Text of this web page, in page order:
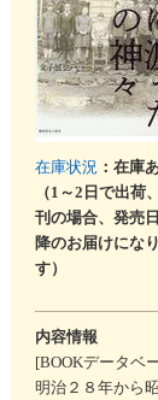
在庫状況 ：在庫
（1～2日で出荷
刊の場合、発売
降のお届けにな
す）
内容情報
[BOOKデータベ
明治２８年から